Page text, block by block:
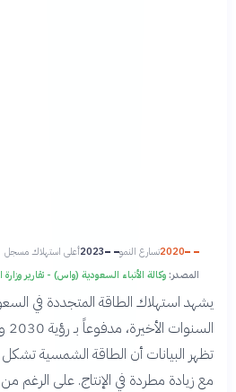
2020تسارع النمو 2023أعلى استهلاك مسجل
المصدر: وكالة الأنباء السعودية (واس) - تقارير وزارة
يشهد استهلاك الطاقة المتجددة في
تظهر البيانات أن الطاقة الشمسية تشكل
مع زيادة مطردة في الإنتاج. على الرغم